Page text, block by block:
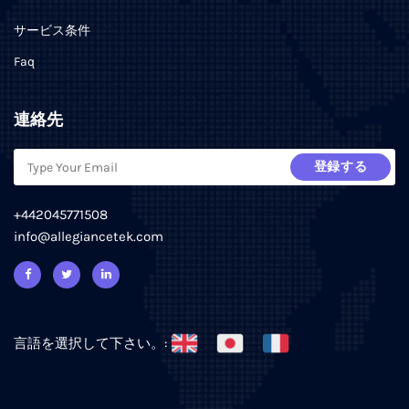
サービス条件
Faq
連絡先
登録する
+442045771508
info@allegiancetek.com
言語を選択して下さい。: